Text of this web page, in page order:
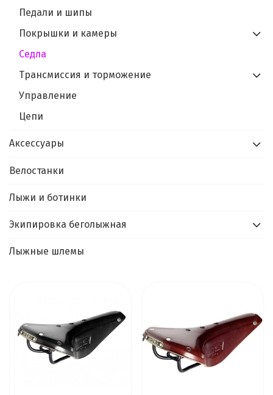
Педали и шипы
Покрышки и камеры
Седла
Трансмиссия и торможение
Управление
Цепи
Аксессуары
Велостанки
Лыжи и ботинки
Экипировка беголыжная
Лыжные шлемы